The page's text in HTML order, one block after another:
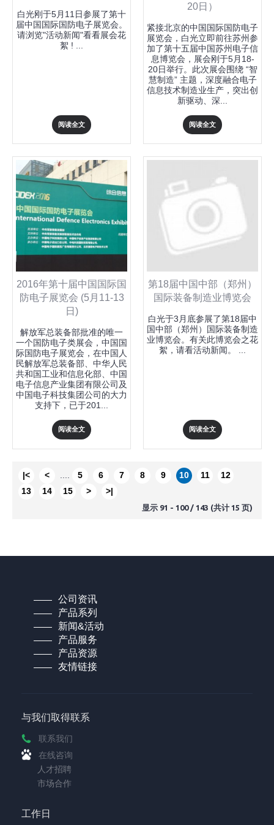
白光刚于5月11日参展了第十
届中国国际国防电子展览会。
请浏览"活动新闻"看看展会花
絮 ! ...
阅读全文
20日）
紧接北京的中国国际国防电子
展览会，白光立即前往苏州参
加了第十五届中国苏州电子信
息博览会，展会刚于5月18-
20日举行。此次展会围绕 “智
慧制造” 主题，深度融合电子
信息技术制造业生产，突出创
新驱动、深...
阅读全文
2016年第十届中国国际国
防电子展览会 (5月11-13
日)
解放军总装备部批准的唯一
一个国防电子类展会，中国国
际国防电子展览会，在中国人
民解放军总装备部、中华人民
共和国工业和信息化部、中国
电子信息产业集团有限公司及
中国电子科技集团公司的大力
支持下，已于201...
阅读全文
第18届中国中部（郑州）
国际装备制造业博览会
白光于3月底参展了第18届中
国中部（郑州）国际装备制造
业博览会。有关此博览会之花
絮，请看活动新闻。 ...
阅读全文
|< < 5 6 7 8 9 10 11
12
13
14 15 > >|
显示 91 - 100 / 143 (共计 15 页)
公司资讯
产品系列
新闻&活动
产品服务
产品资源
友情链接
与我们取得联系
联系我们
在线咨询
人才招聘
市场合作
工作日